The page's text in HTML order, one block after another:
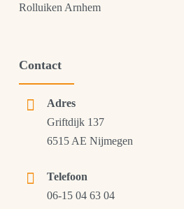
Rolluiken Arnhem
Contact
Adres
Griftdijk 137
6515 AE Nijmegen
Telefoon
06-15 04 63 04